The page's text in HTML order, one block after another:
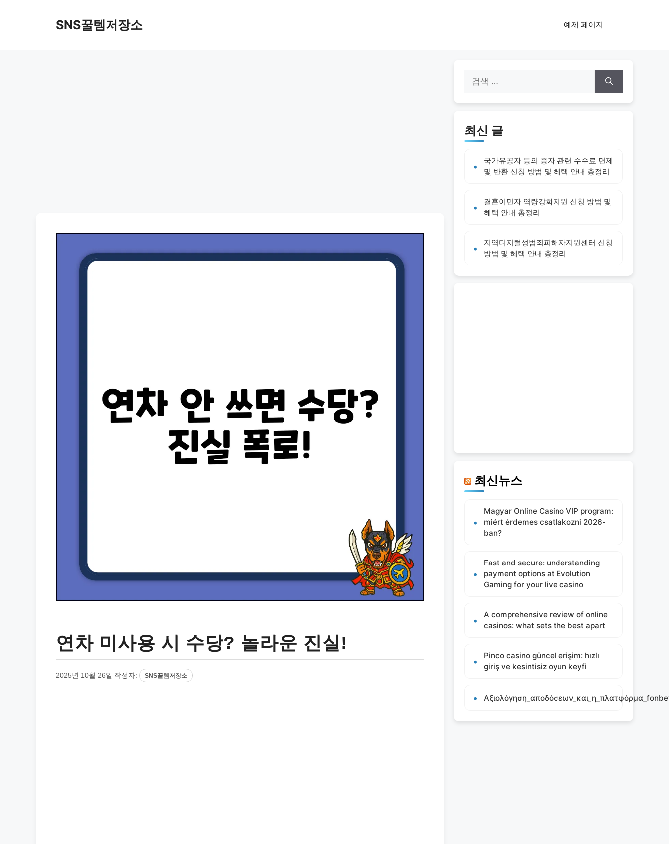
SNS꿀템저장소 예제 페이지
연차 미사용 시 수당? 놀라운 진실!
2025년 10월 26일 작성자: SNS꿀템저장소
색:
최신 글
국가유공자 등의 종자 관련 수수료 면제
및 반환 신청 방법 및 혜택 안내 총정리
결혼이민자 역량강화지원 신청 방법 및
혜택 안내 총정리
지역디지털성범죄피해자지원센터 신청
방법 및 혜택 안내 총정리
최신뉴스
Magyar Online Casino VIP program:
miért érdemes csatlakozni 2026-
ban?
Fast and secure: understanding
payment options at Evolution
Gaming for your live casino
A comprehensive review of online
casinos: what sets the best apart
Pinco casino güncel erişim: hızlı
giriş ve kesintisiz oyun keyfi